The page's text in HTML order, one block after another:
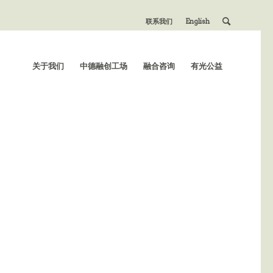
联系我们 English
关于我们 中德融创工场 融合咨询 有光公益